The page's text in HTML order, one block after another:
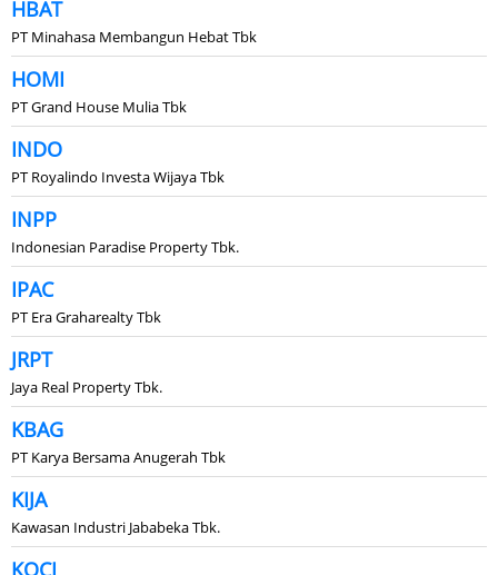
HBAT
PT Minahasa Membangun Hebat Tbk
HOMI
PT Grand House Mulia Tbk
INDO
PT Royalindo Investa Wijaya Tbk
INPP
Indonesian Paradise Property Tbk.
IPAC
PT Era Graharealty Tbk
JRPT
Jaya Real Property Tbk.
KBAG
PT Karya Bersama Anugerah Tbk
KIJA
Kawasan Industri Jababeka Tbk.
KOCI